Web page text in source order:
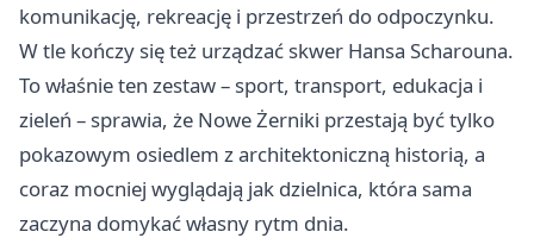
komunikację, rekreację i przestrzeń do odpoczynku.
W tle kończy się też urządzać skwer Hansa Scharouna.
To właśnie ten zestaw – sport, transport, edukacja i
zieleń – sprawia, że Nowe Żerniki przestają być tylko
pokazowym osiedlem z architektoniczną historią, a
coraz mocniej wyglądają jak dzielnica, która sama
zaczyna domykać własny rytm dnia.